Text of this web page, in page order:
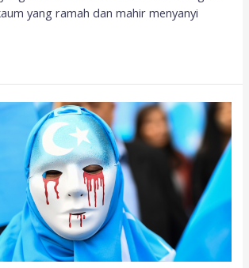
yang ramah dan mahir menyanyi